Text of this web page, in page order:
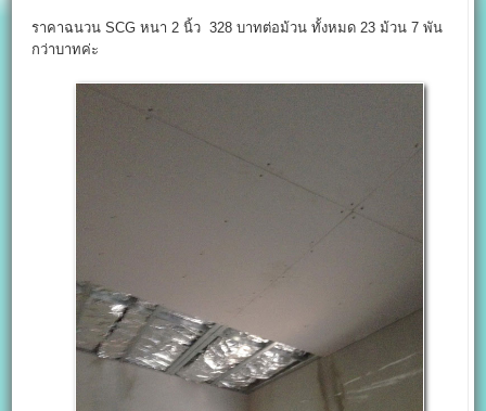
ราคาฉนวน SCG หนา 2 นิ้ว 328 บาทต่อม้วน ทั้งหมด 23 ม้วน 7 พัน
กว่าบาทค่ะ